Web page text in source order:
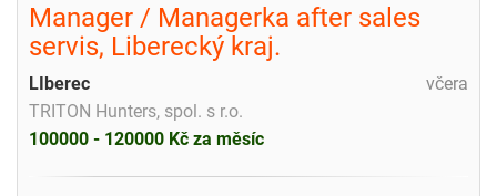
Manager / Managerka after sales
servis, Liberecký kraj.
včera
LIberec
TRITON Hunters, spol. s r.o.
100000 - 120000 Kč za měsíc